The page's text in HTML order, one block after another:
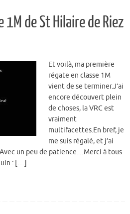
1M de St Hilaire de Riez
Et voilà, ma première
régate en classe 1M
vient de se terminer.J’ai
encore découvert plein
de choses, la VRC est
vraiment
multifacettes.En bref, je
me suis régalé, et j’ai
un peu de patience…Merci à tous
: […]